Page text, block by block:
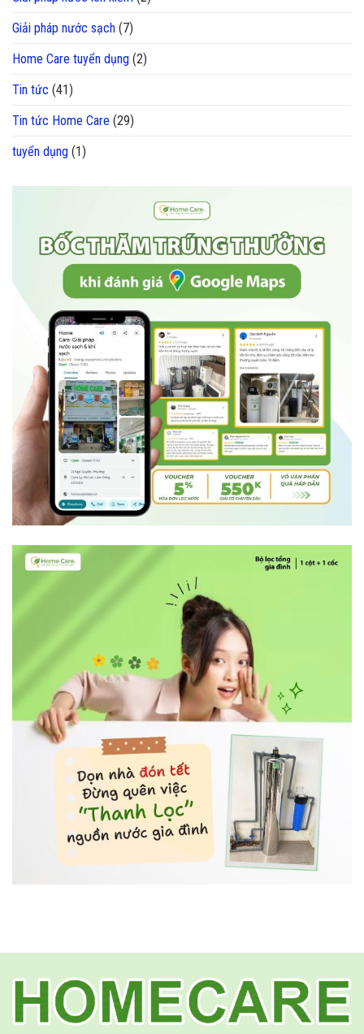
Giải pháp nước sạch (7)
Home Care tuyển dụng (2)
Tin tức (41)
Tin tức Home Care (29)
tuyển dụng (1)